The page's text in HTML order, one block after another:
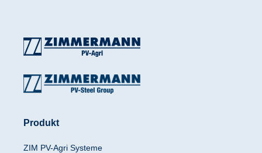
Produkt
ZIM PV-Agri Systeme